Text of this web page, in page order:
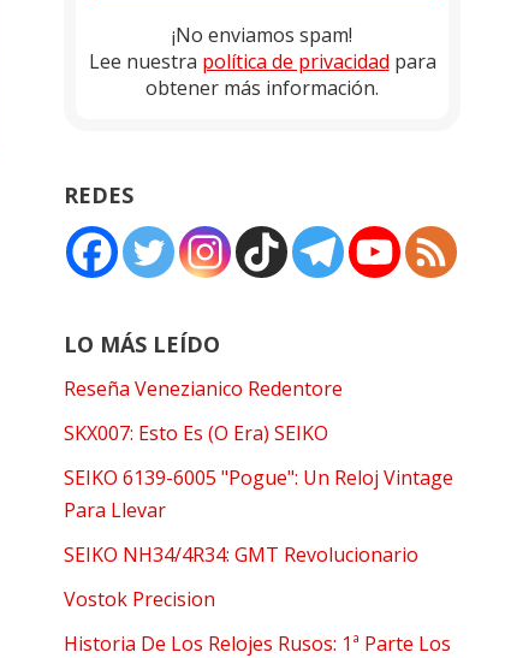
¡No enviamos spam!
Lee nuestra política de privacidad para
obtener más información.
REDES
LO MÁS LEÍDO
Reseña Venezianico Redentore
SKX007: Esto Es (O Era) SEIKO
SEIKO 6139-6005 "Pogue": Un Reloj Vintage
Para Llevar
SEIKO NH34/4R34: GMT Revolucionario
Vostok Precision
Historia De Los Relojes Rusos: 1ª Parte Los